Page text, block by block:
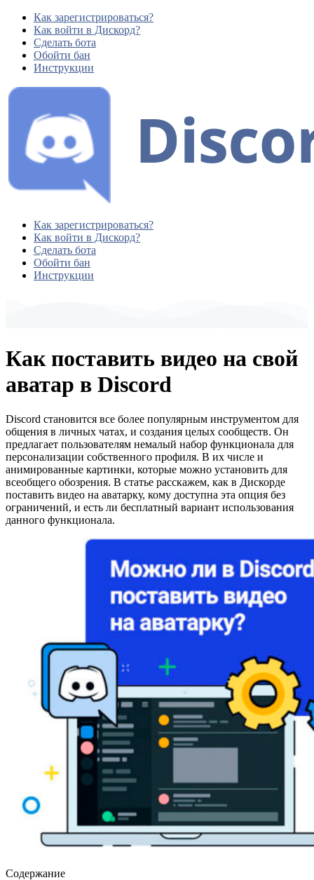
Как зарегистрироваться?
Как войти в Дискорд?
Сделать бота
Обойти бан
Инструкции
Как зарегистрироваться?
Как войти в Дискорд?
Сделать бота
Обойти бан
Инструкции
Как поставить видео на свой
аватар в Discord
Discord становится все более популярным инструментом для
общения в личных чатах, и создания целых сообществ. Он
предлагает пользователям немалый набор функционала для
персонализации собственного профиля. В их числе и
анимированные картинки, которые можно установить для
всеобщего обозрения. В статье расскажем, как в Дискорде
поставить видео на аватарку, кому доступна эта опция без
ограничений, и есть ли бесплатный вариант использования
данного функционала.
Содержание